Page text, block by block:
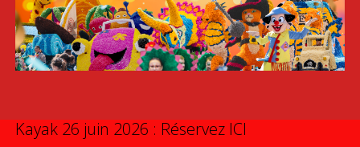
Kayak 26 juin 2026 : Réservez ICI